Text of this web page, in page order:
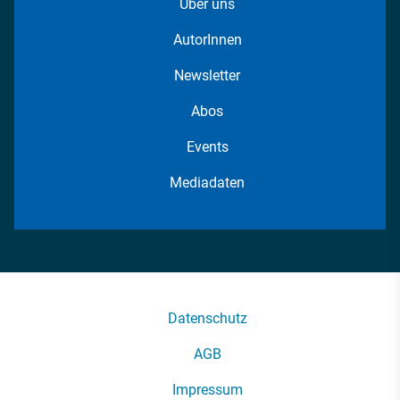
Über uns
AutorInnen
Newsletter
Abos
Events
Mediadaten
Datenschutz
AGB
Impressum